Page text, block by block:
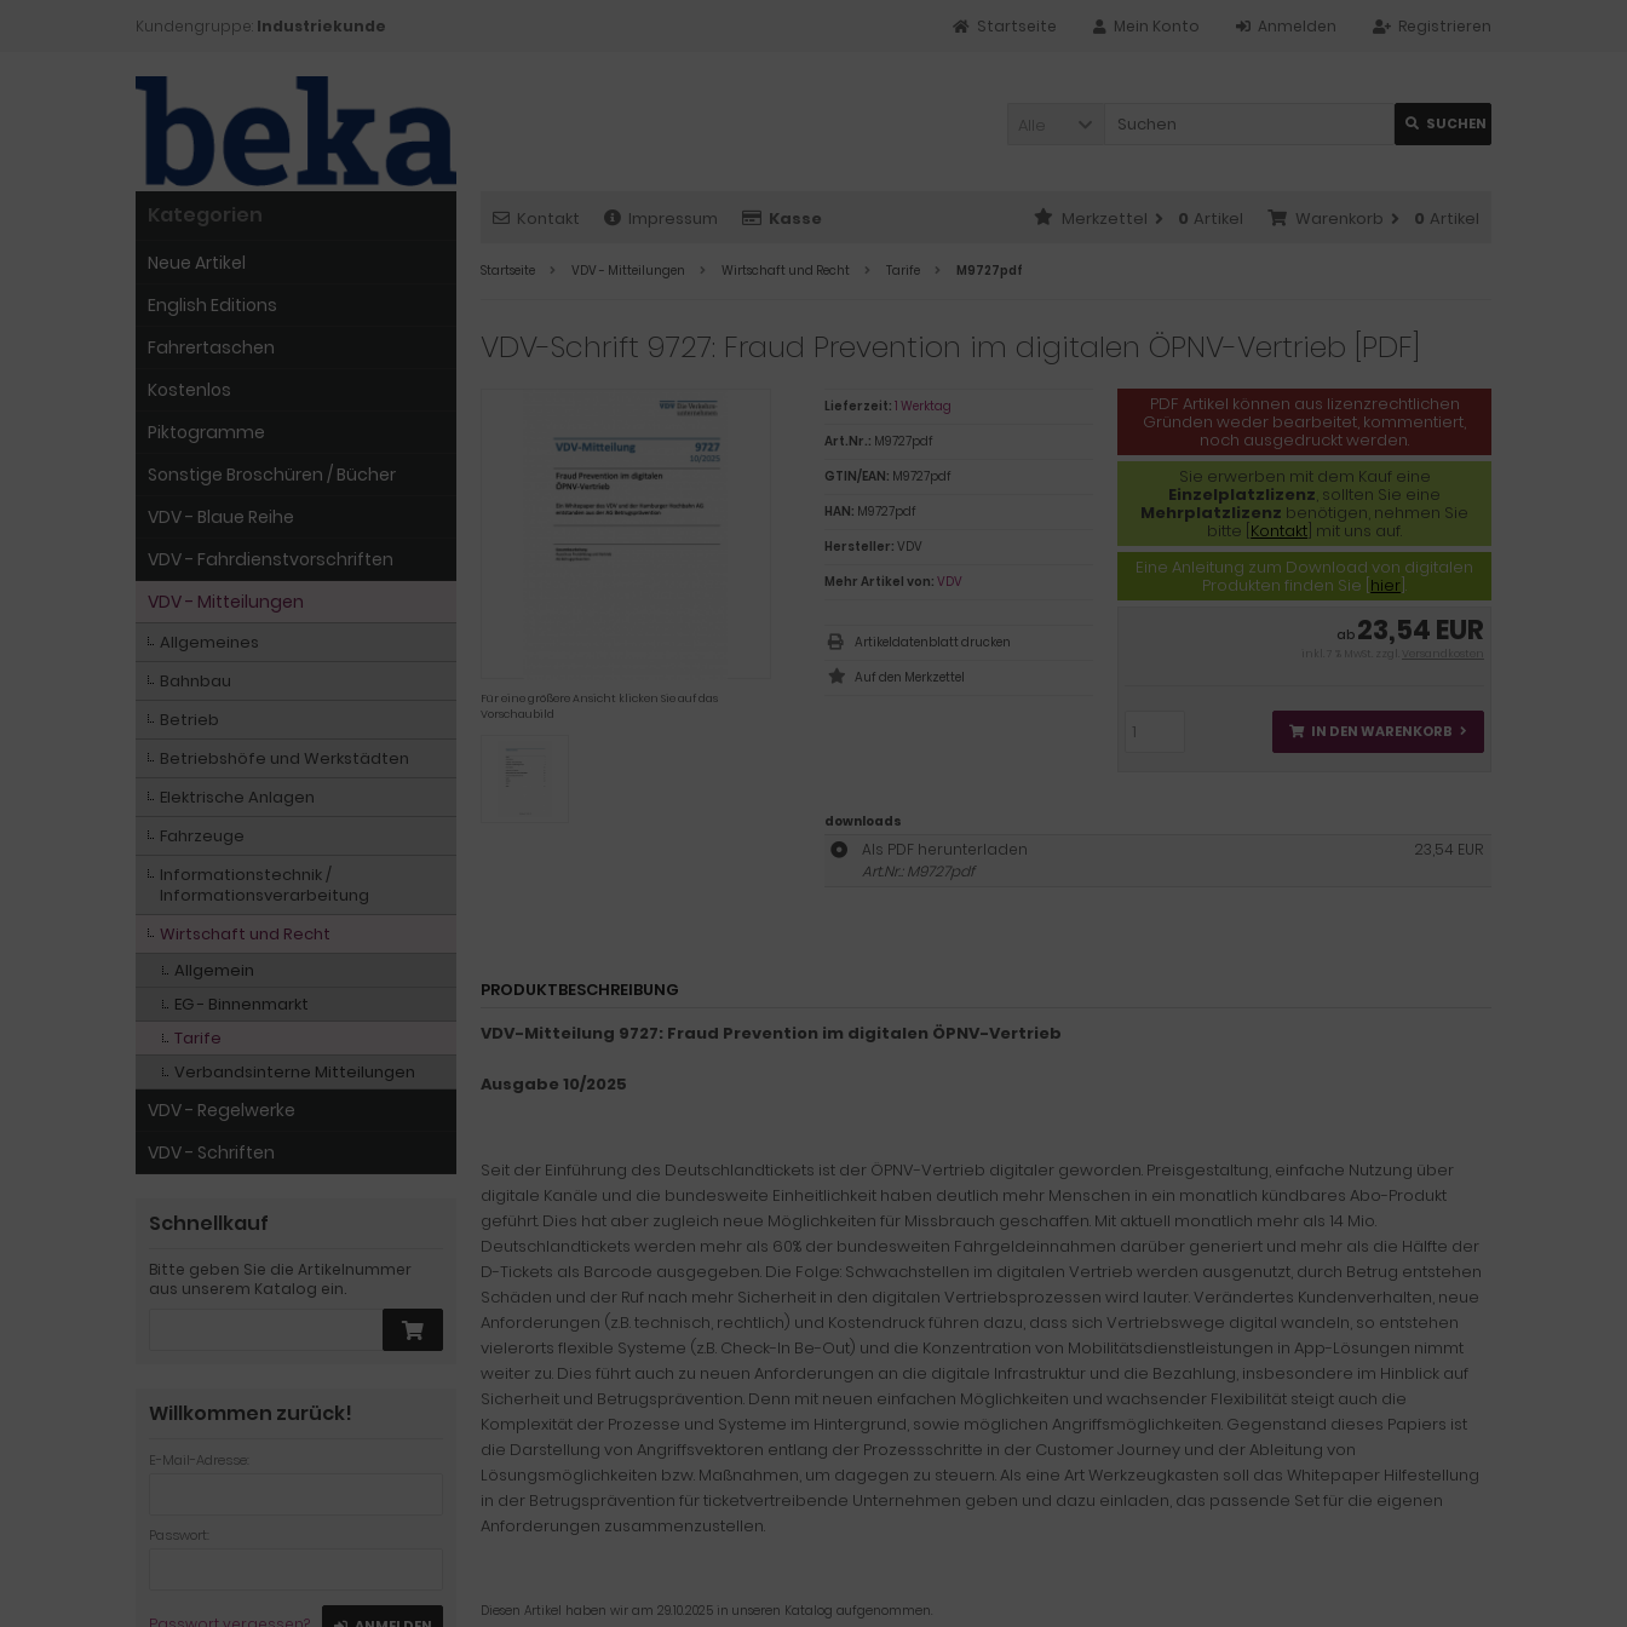
Kundengruppe: Industriekunde Registrieren
Anmelden
Mein Konto
Startseite
Alle SUCHEN
Kontakt Impressum Kasse Warenkorb 0 Artikel
Merkzettel 0 Artikel
Startseite VDV - Mitteilungen Wirtschaft und Recht Tarife M9727pdf
VDV-Schrift 9727: Fraud Prevention im digitalen ÖPNV-Vertrieb [PDF]
Für eine größere Ansicht klicken Sie auf das
Vorschaubild
PDF Artikel können aus lizenzrechtlichen
Gründen weder bearbeitet, kommentiert,
noch ausgedruckt werden.
Sie erwerben mit dem Kauf eine
Einzelplatzlizenz, sollten Sie eine
Mehrplatzlizenz benötigen, nehmen Sie
bitte [Kontakt] mit uns auf.
Eine Anleitung zum Download von digitalen
Produkten finden Sie [hier].
ab 23,54 EUR
inkl. 7 % MwSt. zzgl. Versandkosten
IN DEN WARENKORB
Lieferzeit: 1 Werktag
Art.Nr.: M9727pdf
GTIN/EAN: M9727pdf
HAN: M9727pdf
Hersteller: VDV
Mehr Artikel von: VDV
Artikeldatenblatt drucken
downloads
Als PDF herunterladen
23,54 EUR
Art.Nr.: M9727pdf
PRODUKTBESCHREIBUNG
VDV-Mitteilung 9727: Fraud Prevention im digitalen ÖPNV-Vertrieb
Ausgabe 10/2025
Seit der Einführung des Deutschlandtickets ist der ÖPNV-Vertrieb digitaler geworden. Preisgestaltung, einfache Nutzung über
digitale Kanäle und die bundesweite Einheitlichkeit haben deutlich mehr Menschen in ein monatlich kündbares Abo-Produkt
geführt. Dies hat aber zugleich neue Möglichkeiten für Missbrauch geschaffen. Mit aktuell monatlich mehr als 14 Mio.
Deutschlandtickets werden mehr als 60% der bundesweiten Fahrgeldeinnahmen darüber generiert und mehr als die Hälfte der
D-Tickets als Barcode ausgegeben. Die Folge: Schwachstellen im digitalen Vertrieb werden ausgenutzt, durch Betrug entstehen
Schäden und der Ruf nach mehr Sicherheit in den digitalen Vertriebsprozessen wird lauter. Verändertes Kundenverhalten, neue
Anforderungen (z.B. technisch, rechtlich) und Kostendruck führen dazu, dass sich Vertriebswege digital wandeln, so entstehen
vielerorts flexible Systeme (z.B. Check-In Be-Out) und die Konzentration von Mobilitätsdienstleistungen in App-Lösungen nimmt
weiter zu. Dies führt auch zu neuen Anforderungen an die digitale Infrastruktur und die Bezahlung, insbesondere im Hinblick auf
Sicherheit und Betrugsprävention. Denn mit neuen einfachen Möglichkeiten und wachsender Flexibilität steigt auch die
Komplexität der Prozesse und Systeme im Hintergrund, sowie möglichen Angriffsmöglichkeiten. Gegenstand dieses Papiers ist
die Darstellung von Angriffsvektoren entlang der Prozessschritte in der Customer Journey und der Ableitung von
Lösungsmöglichkeiten bzw. Maßnahmen, um dagegen zu steuern. Als eine Art Werkzeugkasten soll das Whitepaper Hilfestellung
in der Betrugsprävention für ticketvertreibende Unternehmen geben und dazu einladen, das passende Set für die eigenen
Anforderungen zusammenzustellen.
Diesen Artikel haben wir am 29.10.2025 in unseren Katalog aufgenommen.
Kategorien
Neue Artikel
English Editions
Fahrertaschen
Kostenlos
Piktogramme
Sonstige Broschüren / Bücher
VDV - Blaue Reihe
VDV - Fahrdienstvorschriften
VDV - Mitteilungen
Allgemeines
Bahnbau
Betrieb
Betriebshöfe und Werkstädten
Elektrische Anlagen
Fahrzeuge
Informationstechnik /
Informationsverarbeitung
Wirtschaft und Recht
Allgemein
EG - Binnenmarkt
Tarife
Verbandsinterne Mitteilungen
VDV - Regelwerke
VDV - Schriften
Schnellkauf
Bitte geben Sie die Artikelnummer
aus unserem Katalog ein.
Willkommen zurück!
E-Mail-Adresse:
Passwort: